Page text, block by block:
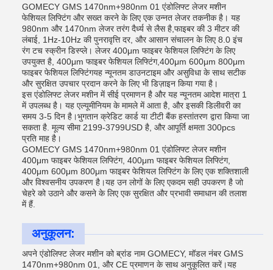
GOMECY GMS 1470nm+980nm 01 एंडोलिफ्ट लेजर मशीन
फेशियल लिफ्टिंग और सख्त करने के लिए एक उन्नत लेजर तकनीक है। यह
980nm और 1470nm लेजर तरंग दैर्ध्य से लैस है,फाइबर की 3 मीटर की
लंबाई, 1Hz-10Hz की पुनरावृत्ति दर, और आसान संचालन के लिए 8.0 इंच
रंग टच स्क्रीन डिस्प्ले। लेजर 400μm फाइबर फेशियल लिफ्टिंग के लिए
उपयुक्त है, 400μm फाइबर फेशियल लिफ्टिंग,400μm 600μm 800μm
फाइबर फेशियल लिफ्टिंगयह न्यूनतम डाउनटाइम और असुविधा के साथ सटीक
और सुरक्षित उपचार प्रदान करने के लिए भी डिज़ाइन किया गया है।
इस एंडोलिफ्ट लेजर मशीन में सीई प्रमाणन है और यह न्यूनतम आदेश मात्रा 1
में उपलब्ध है। यह एल्यूमीनियम के मामले में आता है, और इसकी डिलीवरी का
समय 3-5 दिन है।भुगतान क्रेडिट कार्ड या टीटी बैंक हस्तांतरण द्वारा किया जा
सकता है. मूल्य सीमा 2199-3799USD है, और आपूर्ति क्षमता 300pcs
प्रति माह है।
GOMECY GMS 1470nm+980nm 01 एंडोलिफ्ट लेजर मशीन
400μm फाइबर फेशियल लिफ्टिंग, 400μm फाइबर फेशियल लिफ्टिंग,
400μm 600μm 800μm फाइबर फेशियल लिफ्टिंग के लिए एक शक्तिशाली
और विश्वसनीय उपकरण है।यह उन लोगों के लिए एकदम सही उपकरण है जो
चेहरे को उठाने और कसने के लिए एक सुरक्षित और प्रभावी समाधान की तलाश
में हैं.
अनुकूलन:
अपने एंडोलिफ्ट लेजर मशीन को ब्रांड नाम GOMECY, मॉडल नंबर GMS
1470nm+980nm 01, और CE प्रमाणन के साथ अनुकूलित करें।यह